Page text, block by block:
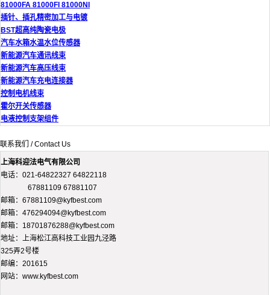
81000FA 81000FI 81000NI
插针、插孔精密加工与电镀
BST超高纯陶瓷电极
汽车水箱水温水位传感器
新能源汽车通讯线束
新能源汽车高压线束
新能源汽车充电连接器
控制电机线束
霍尔开关传感器
电液控制支架组件
联系我们 / Contact Us
上海科迎法电气有限公司
电话：021-64822327 64822118
67881109 67881107
邮箱：67881109@kyfbest.com
邮箱：476294094@kyfbest.com
邮箱：18701876288@kyfbest.com
地址：上海松江高科技工业园九泾路
325弄2号楼
邮编：201615
网站：www.kyfbest.com